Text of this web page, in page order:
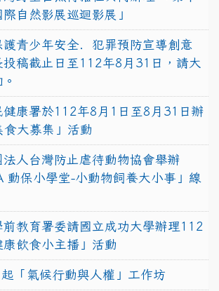
自然影展巡迴影展」
青少年安全．犯罪預防宣導創意
投稿截止日至112年8月31日，請大
健康署於112年8月1日至8月31日辦
大募集」活動
法人台灣防止虐待動物協會舉辦
動保小學堂-小動物飼養大小事」線
教育署委請國立成功大學辦理112
飲食小主播」活動
「氣候行動與人權」工作坊